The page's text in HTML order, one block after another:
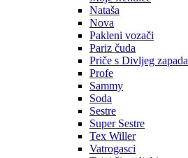
Nataša
Nova
Pakleni vozači
Pariz čuda
Priče s Divljeg zapada
Profe
Sammy
Soda
Sestre
Super Sestre
Tex Willer
Vatrogasci